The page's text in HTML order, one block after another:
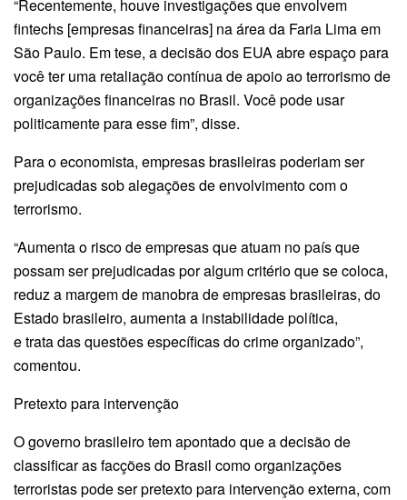
“Recentemente, houve investigações que envolvem
fintechs [empresas financeiras] na área da Faria Lima em
São Paulo. Em tese, a decisão dos EUA abre espaço para
você ter uma retaliação contínua de apoio ao terrorismo de
organizações financeiras no Brasil. Você pode usar
politicamente para esse fim”, disse.
Para o economista, empresas brasileiras poderiam ser
prejudicadas sob alegações de envolvimento com o
terrorismo.
“Aumenta o risco de empresas que atuam no país que
possam ser prejudicadas por algum critério que se coloca,
reduz a margem de manobra de empresas brasileiras, do
Estado brasileiro, aumenta a instabilidade política,
e trata das questões específicas do crime organizado”,
comentou.
Pretexto para intervenção
O governo brasileiro tem apontado que a decisão de
classificar as facções do Brasil como organizações
terroristas pode ser pretexto para intervenção externa, com